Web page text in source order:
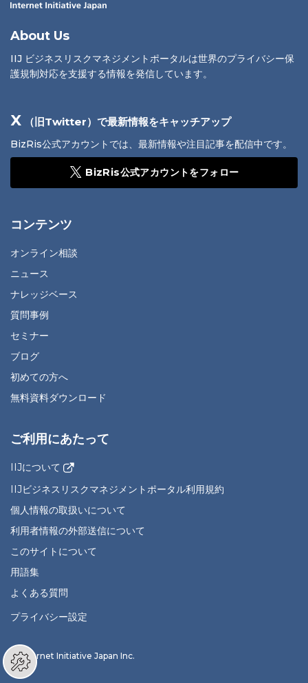
About Us
IIJ ビジネスリスクマネジメントポータルは世界のプライバシー保
護規制対応を支援する情報を発信しています。
X （旧Twitter）で最新情報をキャッチアップ
BizRis公式アカウントでは、最新情報や注目記事を配信中です。
BizRis公式アカウントをフォロー
コンテンツ
オンライン相談
ニュース
ナレッジベース
質問事例
セミナー
ブログ
初めての方へ
無料資料ダウンロード
ご利用にあたって
IIJについて
IIJビジネスリスクマネジメントポータル利用規約
個人情報の取扱いについて
利用者情報の外部送信について
このサイトについて
用語集
よくある質問
プライバシー設定
© Internet Initiative Japan Inc.